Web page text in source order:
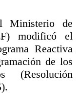
Ministerio de
modificó el
Reactiva
de los
(Resolución